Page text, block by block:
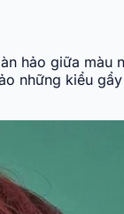
hảo giữa
những kiểu